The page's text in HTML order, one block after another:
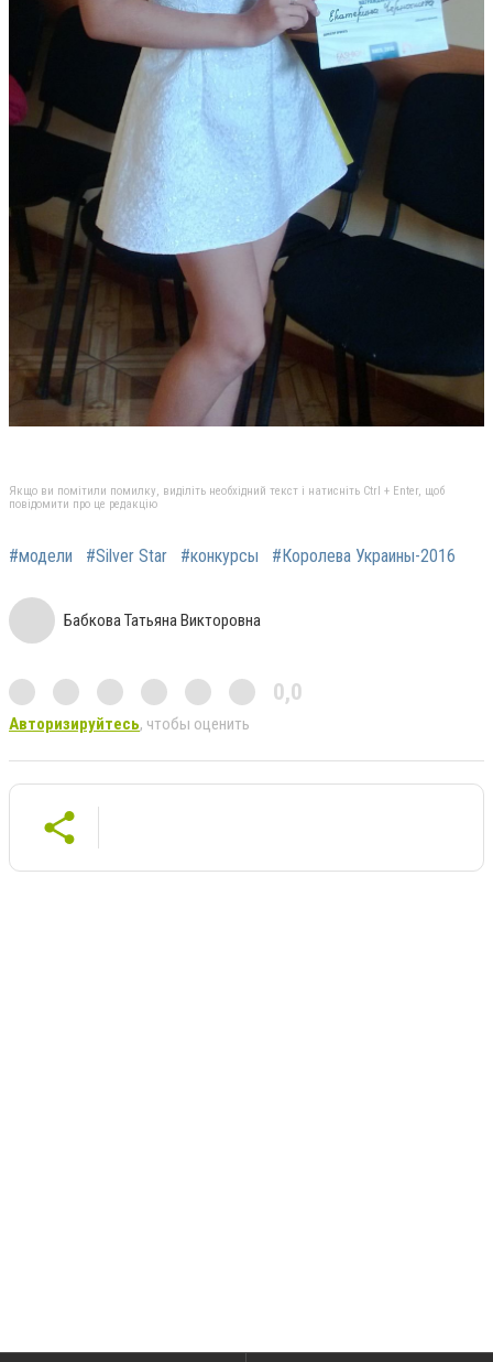
Якщо ви помітили помилку, виділіть необхідний текст і натисніть Ctrl + Enter, щоб
повідомити про це редакцію
#модели #Silver Star #конкурсы #Королева Украины-2016
Бабкова Татьяна Викторовна
0,0
Авторизируйтесь, чтобы оценить